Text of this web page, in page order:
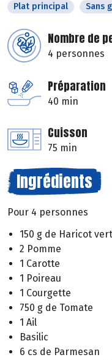
Plat principal Sans
Nombre de
4 personnes
Préparation
40 min
Cuisson
75 min
Ingrédients
Pour 4 personnes
150 g de Haricot vert
2 Pomme
1 Carotte
1 Poireau
1 Courgette
750 g de Tomate
1 Ail
Basilic
6 cs de Parmesan